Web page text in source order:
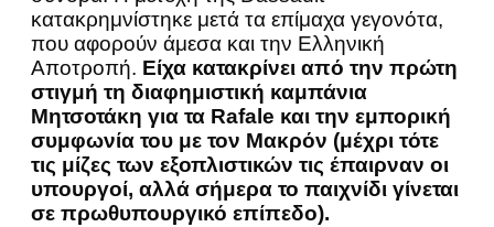
κατακρημνίστηκε μετά τα επίμαχα γεγονότα,
που αφορούν άμεσα και την Ελληνική
Αποτροπή. Είχα κατακρίνει από την πρώτη
στιγμή τη διαφημιστική καμπάνια
Μητσοτάκη για τα Rafale και την εμπορική
συμφωνία του με τον Μακρόν (μέχρι τότε
τις μίζες των εξοπλιστικών τις έπαιρναν οι
υπουργοί, αλλά σήμερα το παιχνίδι γίνεται
σε πρωθυπουργικό επίπεδο).